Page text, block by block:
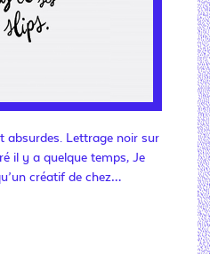
absurdes. Lettrage noir sur
il y a quelque temps, Je
créatif de chez…